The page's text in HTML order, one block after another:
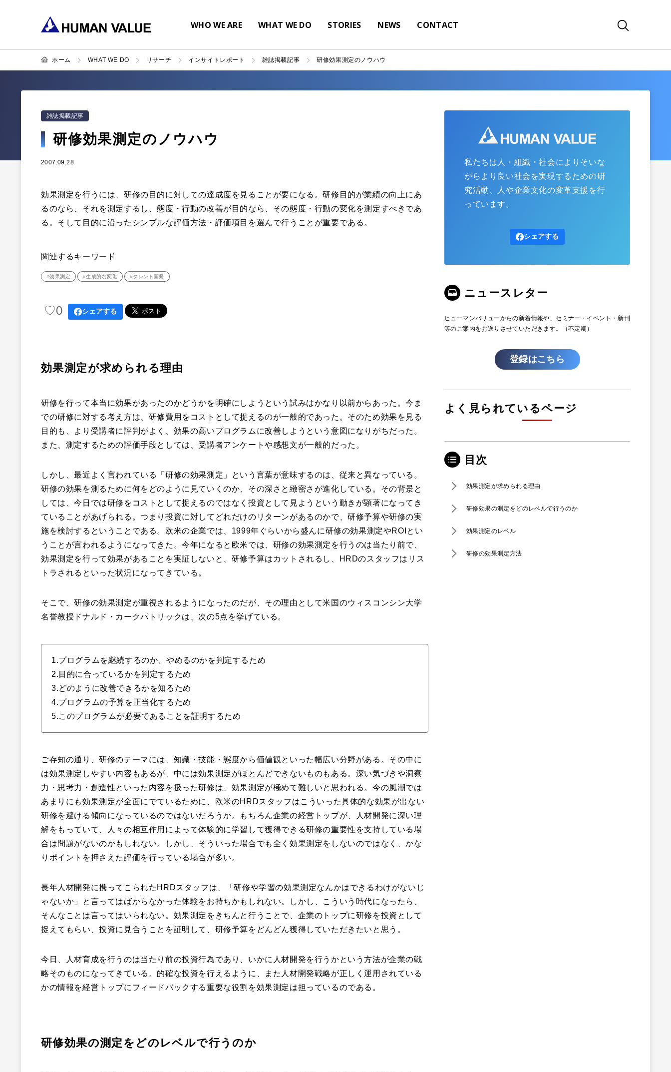
WHO WE ARE WHAT WE DO STORIES NEWS CONTACT
ホーム WHAT WE DO リサーチ インサイトレポート 雑誌掲載記事 研修効果測定のノウハウ
雑誌掲載記事
研修効果測定のノウハウ
2007.09.28
効果測定を行うには、研修の目的に対しての達成度を見ることが要になる。研修目的が業績の向上にあ
るのなら、それを測定するし、態度・行動の改善が目的なら、その態度・行動の変化を測定すべきであ
る。そして目的に沿ったシンプルな評価方法・評価項目を選んで行うことが重要である。
関連するキーワード
#効果測定 #生成的な変化 #タレント開発
♡0 シェアする
効果測定が求められる理由
研修を行って本当に効果があったのかどうかを明確にしようという試みはかなり以前からあった。今ま
での研修に対する考え方は、研修費用をコストとして捉えるのが一般的であった。そのため効果を見る
目的も、より受講者に評判がよく、効果の高いプログラムに改善しようという意図になりがちだった。
また、測定するための評価手段としては、受講者アンケートや感想文が一般的だった。
しかし、最近よく言われている「研修の効果測定」という言葉が意味するのは、従来と異なっている。
研修の効果を測るために何をどのように見ていくのか、その深さと緻密さが進化している。その背景と
しては、今日では研修をコストとして捉えるのではなく投資として見ようという動きが顕著になってき
ていることがあげられる。つまり投資に対してどれだけのリターンがあるのかで、研修予算や研修の実
施を検討するということである。欧米の企業では、1999年ぐらいから盛んに研修の効果測定やROIとい
うことが言われるようになってきた。今年になると欧米では、研修の効果測定を行うのは当たり前で、
効果測定を行って効果があることを実証しないと、研修予算はカットされるし、HRDのスタッフはリス
トラされるといった状況になってきている。
そこで、研修の効果測定が重視されるようになったのだが、その理由として米国のウィスコンシン大学
名誉教授ドナルド・カークパトリックは、次の5点を挙げている。
1.プログラムを継続するのか、やめるのかを判定するため
2.目的に合っているかを判定するため
3.どのように改善できるかを知るため
4.プログラムの予算を正当化するため
5.このプログラムが必要であることを証明するため
ご存知の通り、研修のテーマには、知識・技能・態度から価値観といった幅広い分野がある。その中に
は効果測定しやすい内容もあるが、中には効果測定がほとんどできないものもある。深い気づきや洞察
力・思考力・創造性といった内容を扱った研修は、効果測定が極めて難しいと思われる。今の風潮では
あまりにも効果測定が全面にでているために、欧米のHRDスタッフはこういった具体的な効果が出ない
研修を避ける傾向になっているのではないだろうか。もちろん企業の経営トップが、人材開発に深い理
解をもっていて、人々の相互作用によって体験的に学習して獲得できる研修の重要性を支持している場
合は問題がないのかもしれない。しかし、そういった場合でも全く効果測定をしないのではなく、かな
りポイントを押さえた評価を行っている場合が多い。
長年人材開発に携ってこられたHRDスタッフは、「研修や学習の効果測定なんかはできるわけがないじ
ゃないか」と言ってはばからなかった体験をお持ちかもしれない。しかし、こういう時代になったら、
そんなことは言ってはいられない。効果測定をきちんと行うことで、企業のトップに研修を投資として
捉えてもらい、投資に見合うことを証明して、研修予算をどんどん獲得していただきたいと思う。
今日、人材育成を行うのは当たり前の投資行為であり、いかに人材開発を行うかという方法が企業の戦
略そのものになってきている。的確な投資を行えるように、また人材開発戦略が正しく運用されている
かの情報を経営トップにフィードバックする重要な役割を効果測定は担っているのである。
研修効果の測定をどのレベルで行うのか
私たちは人・組織・社会によりそいな
がらより良い社会を実現するための研
究活動、人や企業文化の変革支援を行
っています。
シェアする
ニュースレター
ヒューマンバリューからの新着情報や、セミナー・イベント・新刊
等のご案内をお送りさせていただきます。（不定期）
登録はこちら
よく見られているページ
目次
効果測定が求められる理由
研修効果の測定をどのレベルで行うのか
効果測定のレベル
研修の効果測定方法